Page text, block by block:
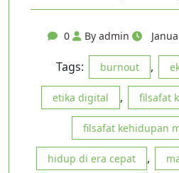
0 By admin
Tags: burnout ,
etika digital , filsafat
filsafat kehidupan
hidup di era cepat ,